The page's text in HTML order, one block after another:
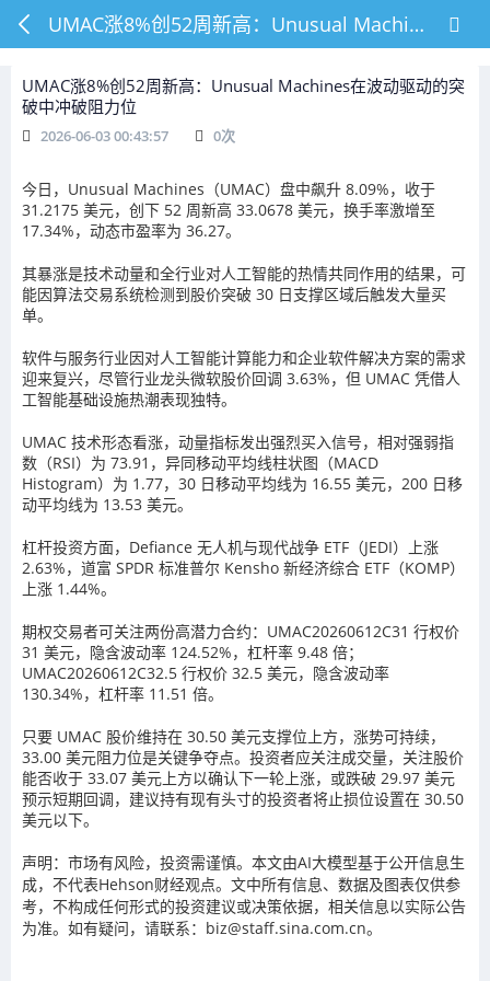
UMAC涨8%创52周新高：Unusual Machines在波动驱动的突破中冲破阻力位
UMAC涨8%创52周新高：Unusual Machines在波动驱动的突
破中冲破阻力位
2026-06-03 00:43:57 0次
今日，Unusual Machines（UMAC）盘中飙升 8.09%，收于
31.2175 美元，创下 52 周新高 33.0678 美元，换手率激增至
17.34%，动态市盈率为 36.27。
其暴涨是技术动量和全行业对人工智能的热情共同作用的结果，可
能因算法交易系统检测到股价突破 30 日支撑区域后触发大量买
单。
软件与服务行业因对人工智能计算能力和企业软件解决方案的需求
迎来复兴，尽管行业龙头微软股价回调 3.63%，但 UMAC 凭借人
工智能基础设施热潮表现独特。
UMAC 技术形态看涨，动量指标发出强烈买入信号，相对强弱指
数（RSI）为 73.91，异同移动平均线柱状图（MACD
Histogram）为 1.77，30 日移动平均线为 16.55 美元，200 日移
动平均线为 13.53 美元。
杠杆投资方面，Defiance 无人机与现代战争 ETF（JEDI）上涨
2.63%，道富 SPDR 标准普尔 Kensho 新经济综合 ETF（KOMP）
上涨 1.44%。
期权交易者可关注两份高潜力合约：UMAC20260612C31 行权价
31 美元，隐含波动率 124.52%，杠杆率 9.48 倍；
UMAC20260612C32.5 行权价 32.5 美元，隐含波动率
130.34%，杠杆率 11.51 倍。
只要 UMAC 股价维持在 30.50 美元支撑位上方，涨势可持续，
33.00 美元阻力位是关键争夺点。投资者应关注成交量，关注股价
能否收于 33.07 美元上方以确认下一轮上涨，或跌破 29.97 美元
预示短期回调，建议持有现有头寸的投资者将止损位设置在 30.50
美元以下。
声明：市场有风险，投资需谨慎。本文由AI大模型基于公开信息生
成，不代表Hehson财经观点。文中所有信息、数据及图表仅供参
考，不构成任何形式的投资建议或决策依据，相关信息以实际公告
为准。如有疑问，请联系：biz@staff.sina.com.cn。